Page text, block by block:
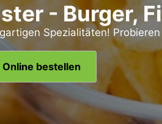
- Burger,
Spezialitäten!
Online bestellen